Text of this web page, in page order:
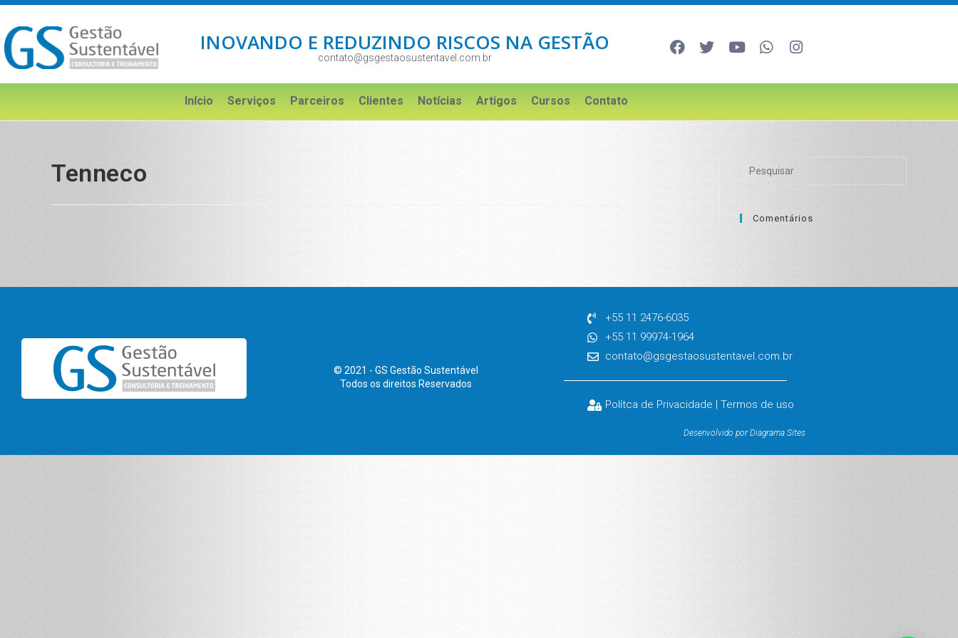
INOVANDO E REDUZINDO RISCOS NA GESTÃO
contato@gsgestaosustentavel.com.br
Início Serviços Parceiros Clientes Notícias Artigos Cursos Contato
Tenneco
Comentários
© 2021 - GS Gestão Sustentável
Todos os direitos Reservados
+55 11 2476-6035
+55 11 99974-1964
contato@gsgestaosustentavel.com.br
Polítca de Privacidade | Termos de uso
Desenvolvido por Diagrama Sites